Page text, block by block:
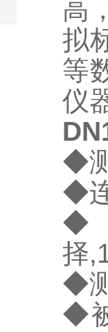
高
拟
等
仪
◆
◆
◆
择
◆
◆